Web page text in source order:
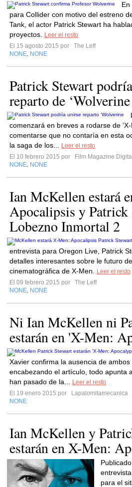
En
para Collider con motivo del estreno
Tank, el actor Patrick Stewart ha
proyectos.
Leer el resto
El 15 agosto 2015 por
The Leff
NONE NONE
Patrick Stewart
reparto de ‘Wolverine
comenzará en breves a rodarse de
comentarse que no contaría en esta
la saga de los...
Leer el resto
El 10 febrero 2015 por
Film Magazine Digital
NONE NONE
Ian McKellen estará
Apocalipsis y Patrick
Lobezno Inmortal 2
entrevista para Oregon Live, Patrick
detalles interesantes sobre le futuro
cinematográfica de X-Men.
Leer el resto
El 09 febrero 2015 por
The Leff
NONE NONE
Ni Ian McKellen ni
estarán en 'X-Men:
Xavier confirma la ausencia de
encabezando el artículo, todo apunta
han pasado de la...
Leer el resto
El 19 enero 2015 por
Lapalomitamecanica
NONE
Ian McKellen y
estarán en X-Men:
para el